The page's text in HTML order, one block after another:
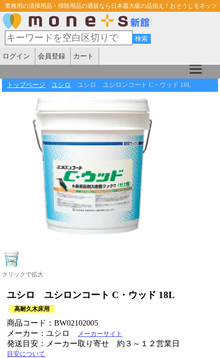
業務用の清掃用品・掃除用品の通販なら日本最大級の品揃え！おそうじモネッツ
ログイン 会員登録 カート
トップページ ユシロ ユシロ ユシロンコート C・ウッド 18L
クリックで拡大
ユシロ ユシロンコート C・ウッド 18L
高耐久木床用
商品コード：BW02102005
メーカー：ユシロ
メーカーサイト
発送目安：メーカー取り寄せ 約３～１２営業日
目安について